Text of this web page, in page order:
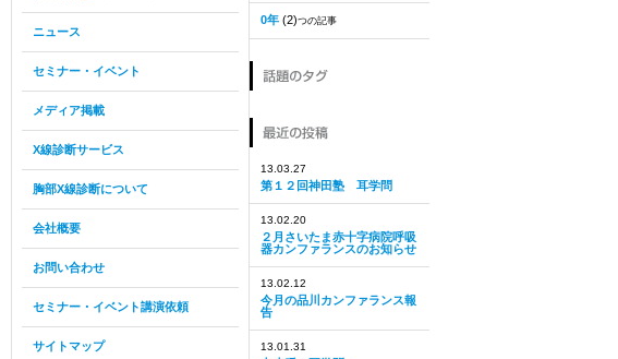
ニュース
セミナー・イベント
メディア掲載
X線診断サービス
胸部X線診断について
会社概要
お問い合わせ
セミナー・イベント講演依頼
サイトマップ
0年 (2)つの記事
13.03.27
第１２回神田塾 耳学問
13.02.20
２月さいたま赤十字病院呼吸
器カンファランスのお知らせ
13.02.12
今月の品川カンファランス報
告
13.01.31